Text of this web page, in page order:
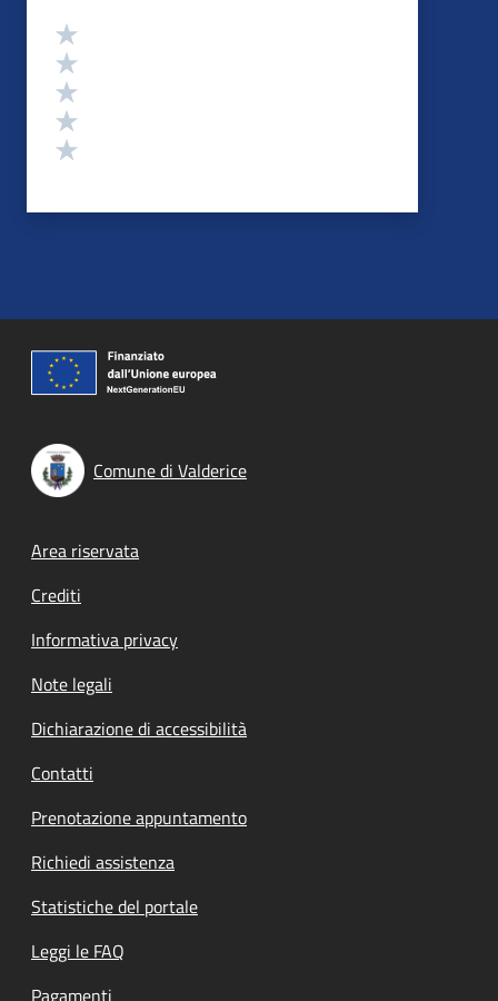
Valutazione
Comune di Valderice
Footer menu
Area riservata
Crediti
Informativa privacy
Note legali
Dichiarazione di accessibilità
Contatti
Prenotazione appuntamento
Richiedi assistenza
Statistiche del portale
Leggi le FAQ
Pagamenti